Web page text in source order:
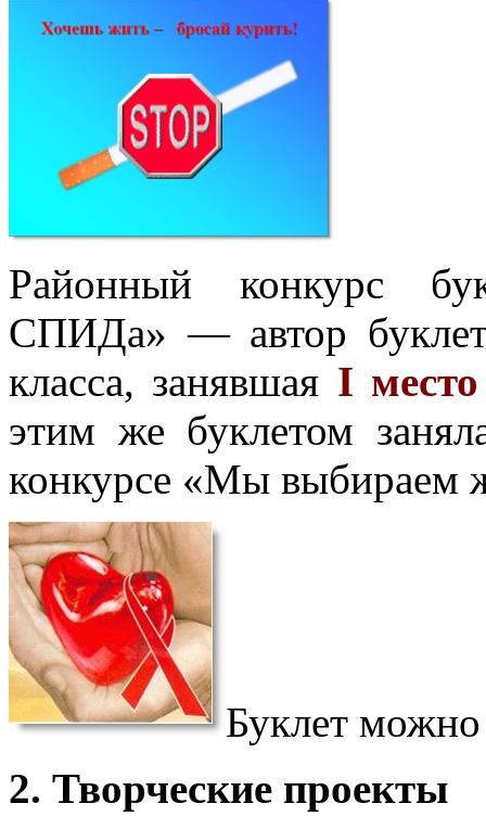
Районный конкурс
СПИДа» — автор
класса, занявшая I место
этим же буклетом
конкурсе «Мы выбираем
Буклет
2. Творческие проекты